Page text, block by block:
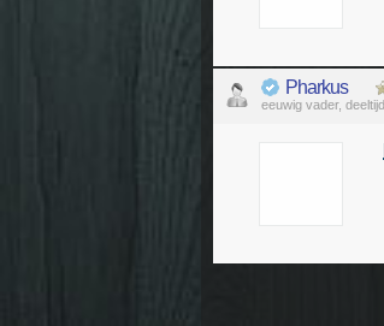
Pharkus
eeuwig vader,